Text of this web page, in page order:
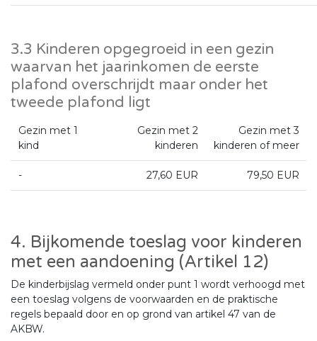
3.3 Kinderen opgegroeid in een gezin
waarvan het jaarinkomen de eerste
plafond overschrijdt maar onder het
tweede plafond ligt
Gezin met 1
kind
Gezin met 2
kinderen
Gezin met 3
kinderen of meer
- 27,60 EUR 79,50 EUR
4. Bijkomende toeslag voor kinderen
met een aandoening (Artikel 12)
De kinderbijslag vermeld onder punt 1 wordt verhoogd met
een toeslag volgens de voorwaarden en de praktische
regels bepaald door en op grond van artikel 47 van de
AKBW.